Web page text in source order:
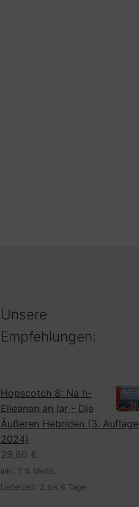
Unsere
Empfehlungen:
Hopscotch 8: Na h-
Eileanan an lar - Die
Äußeren Hebriden (3. Auflage
2024)
29,80 €
inkl. 7 % MwSt.
Lieferzeit: 2 bis 6 Tage